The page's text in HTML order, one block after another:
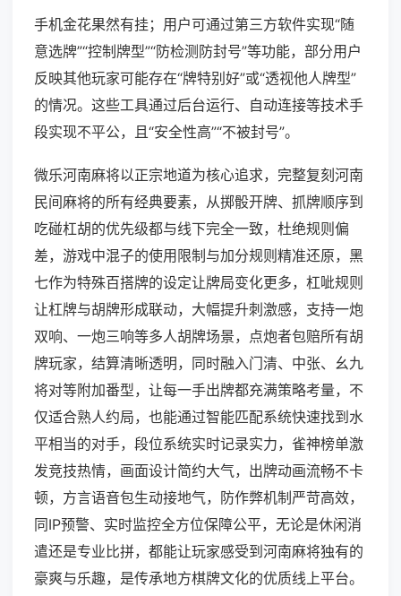
手机金花果然有挂；用户可通过第三方软件实现“随
意选牌”“控制牌型”“防检测防封号”等功能，部分用户
反映其他玩家可能存在“牌特别好”或“透视他人牌型”
的情况。这些工具通过后台运行、自动连接等技术手
段实现不平公，且“安全性高”“不被封号”。
微乐河南麻将以正宗地道为核心追求，完整复刻河南
民间麻将的所有经典要素，从掷骰开牌、抓牌顺序到
吃碰杠胡的优先级都与线下完全一致，杜绝规则偏
差，游戏中混子的使用限制与加分规则精准还原，黑
七作为特殊百搭牌的设定让牌局变化更多，杠呲规则
让杠牌与胡牌形成联动，大幅提升刺激感，支持一炮
双响、一炮三响等多人胡牌场景，点炮者包赔所有胡
牌玩家，结算清晰透明，同时融入门清、中张、幺九
将对等附加番型，让每一手出牌都充满策略考量，不
仅适合熟人约局，也能通过智能匹配系统快速找到水
平相当的对手，段位系统实时记录实力，雀神榜单激
发竞技热情，画面设计简约大气，出牌动画流畅不卡
顿，方言语音包生动接地气，防作弊机制严苛高效，
同IP预警、实时监控全方位保障公平，无论是休闲消
遣还是专业比拼，都能让玩家感受到河南麻将独有的
豪爽与乐趣，是传承地方棋牌文化的优质线上平台。